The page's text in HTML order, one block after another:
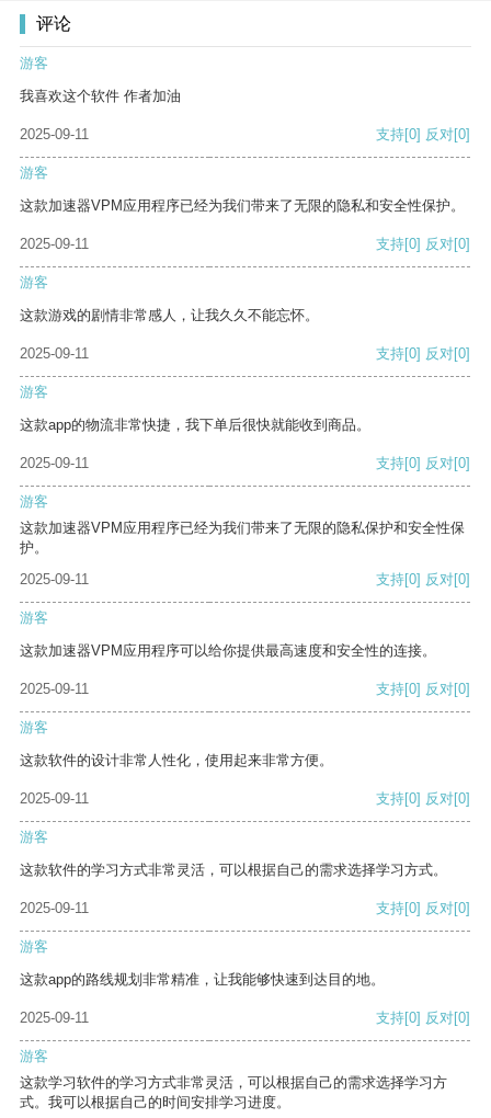
评论
游客
我喜欢这个软件 作者加油
2025-09-11 支持[0] 反对[0]
游客
这款加速器VPM应用程序已经为我们带来了无限的隐私和安全性保护。
2025-09-11 支持[0] 反对[0]
游客
这款游戏的剧情非常感人，让我久久不能忘怀。
2025-09-11 支持[0] 反对[0]
游客
这款app的物流非常快捷，我下单后很快就能收到商品。
2025-09-11 支持[0] 反对[0]
游客
这款加速器VPM应用程序已经为我们带来了无限的隐私保护和安全性保
护。
2025-09-11
支持[0] 反对[0]
游客
这款加速器VPM应用程序可以给你提供最高速度和安全性的连接。
2025-09-11 支持[0] 反对[0]
游客
这款软件的设计非常人性化，使用起来非常方便。
2025-09-11 支持[0] 反对[0]
游客
这款软件的学习方式非常灵活，可以根据自己的需求选择学习方式。
2025-09-11 支持[0] 反对[0]
游客
这款app的路线规划非常精准，让我能够快速到达目的地。
2025-09-11 支持[0] 反对[0]
游客
这款学习软件的学习方式非常灵活，可以根据自己的需求选择学习方
式。我可以根据自己的时间安排学习进度。